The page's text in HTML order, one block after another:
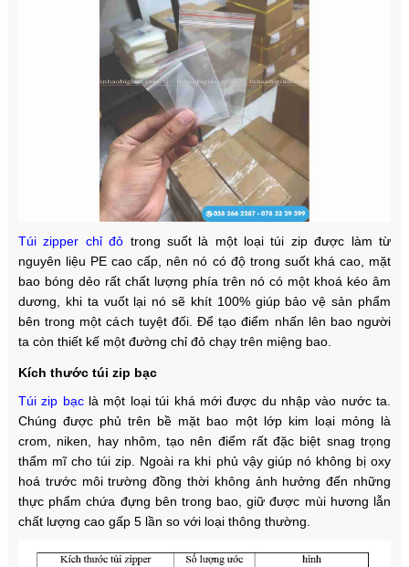
Túi zipper chỉ đỏ trong suốt là một loại túi zip được làm từ
nguyên liệu PE cao cấp, nên nó có độ trong suốt khá cao, mặt
bao bóng dẻo rất chất lượng phía trên nó có một khoá kéo âm
dương, khi ta vuốt lại nó sẽ khít 100% giúp bảo vệ sản phẩm
bên trong một cách tuyệt đối. Để tạo điểm nhấn lên bao người
ta còn thiết kế một đường chỉ đỏ chạy trên miệng bao.
Kích thước túi zip bạc
Túi zip bạclà một loại túi khá mới được du nhập vào nước ta.
Chúng được phủ trên bề mặt bao một lớp kim loại mỏng là
crom, niken, hay nhôm, tạo nên điểm rất đặc biệt snag trọng
thẩm mĩ cho túi zip. Ngoài ra khi phủ vậy giúp nó không bị oxy
hoá trước môi trường đồng thời không ảnh hưởng đến những
thực phẩm chứa đựng bên trong bao, giữ được mùi hương lẫn
chất lượng cao gấp 5 lần so với loại thông thường.